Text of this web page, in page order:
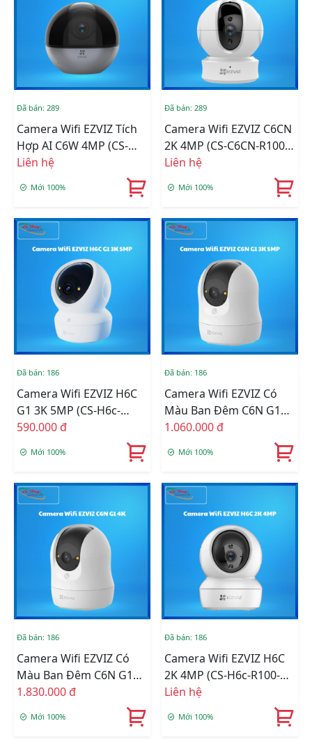
Đã bán: 289
Camera Wifi EZVIZ Tích
Hợp AI C6W 4MP (CS-
C6W-A0-3H4WF)
Liên hệ
Mới 100%
Đã bán: 289
Camera Wifi EZVIZ C6CN
2K 4MP (CS-C6CN-R100-
8B4WF)
Liên hệ
Mới 100%
Đã bán: 186
Camera Wifi EZVIZ H6C
G1 3K 5MP (CS-H6c-
R200-1Q5WFL)
590.000 đ
Mới 100%
Đã bán: 186
Camera Wifi EZVIZ Có
Màu Ban Đêm C6N G1
3K 5MP (CS-C6N-R200-
1.060.000 đ
Mới 100%
Đã bán: 186
Camera Wifi EZVIZ Có
Màu Ban Đêm C6N G1
4K (CS-C6N-R200-
1.830.000 đ
Mới 100%
Đã bán: 186
Camera Wifi EZVIZ H6C
2K 4MP (CS-H6c-R100-
8B4WF)
Liên hệ
Mới 100%